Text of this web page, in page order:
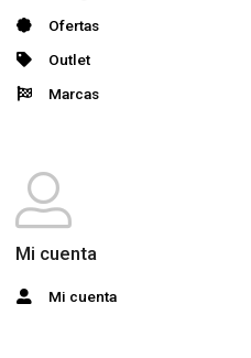
Ofertas
Outlet
Marcas
Mi cuenta
Mi cuenta